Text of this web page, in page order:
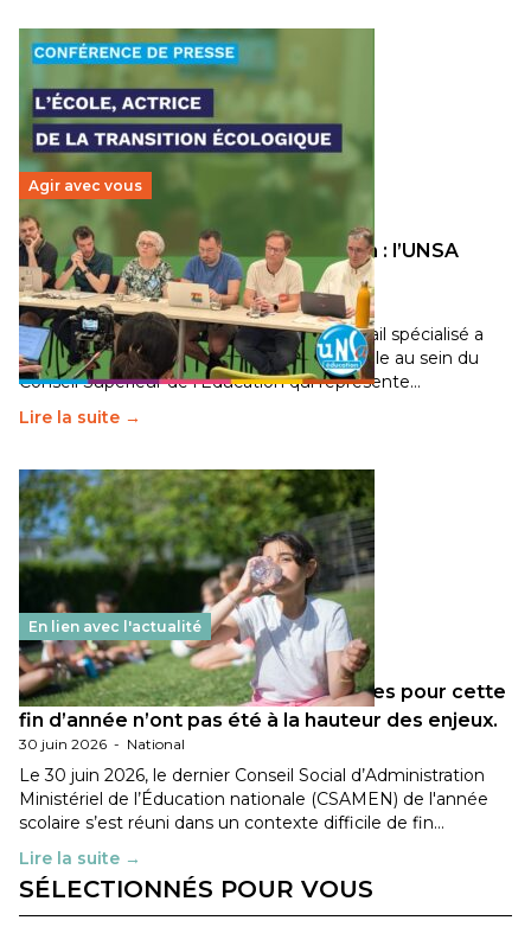
Agir avec vous
Transition écologique de l’éducation : l’UNSA
Éducation fait bouger les lignes
30 juin 2026-National
Pendant plusieurs mois, un groupe de travail spécialisé a
travaillé sur la transition écologique de l’Ecole au sein du
Conseil Supérieur de l’Éducation qui représente…
Lire la suite →
En lien avec l'actualité
Les décisions ministérielles attendues pour cette
fin d’année n’ont pas été à la hauteur des enjeux.
30 juin 2026 - National
Le 30 juin 2026, le dernier Conseil Social d’Administration
Ministériel de l’Éducation nationale (CSAMEN) de l'année
scolaire s’est réuni dans un contexte difficile de fin…
Lire la suite →
SÉLECTIONNÉS POUR VOUS